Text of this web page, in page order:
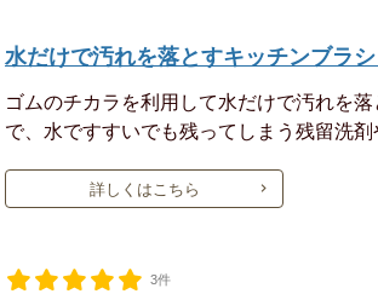
水だけで汚れを落とすキッチンブラシ
ゴムのチカラを利用して水だけで汚れを
で、水ですすいでも残ってしまう残留洗
詳しくはこちら
3件